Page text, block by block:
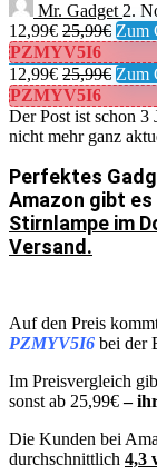
Mr. Gadget 2.
12,99€ 25,99€ Zum
PZMYV5I6
12,99€ 25,99€ Zum
PZMYV5I6
Der Post ist schon 3
nicht mehr ganz
Perfektes
Amazon gibt
Stirnlampe im
Versand.
Auf den Preis
PZMYV5I6 bei der
Im Preisvergleich
sonst ab 25,99€–
Die Kunden bei
durchschnittlich 4,3